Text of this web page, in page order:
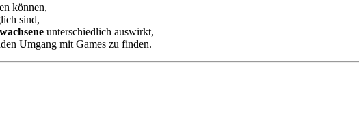
können,
sind,
unterschiedlich auswirkt,
Umgang mit Games zu finden.